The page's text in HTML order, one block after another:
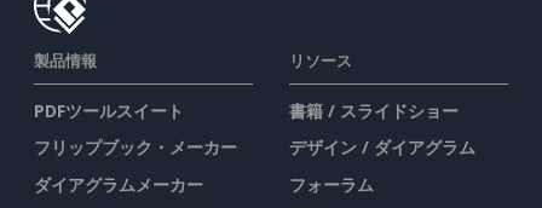
製品情報
PDFツールスイート
フリップブック・メーカー
ダイアグラムメーカー
リソース
書籍 / スライドショー
デザイン / ダイアグラム
フォーラム